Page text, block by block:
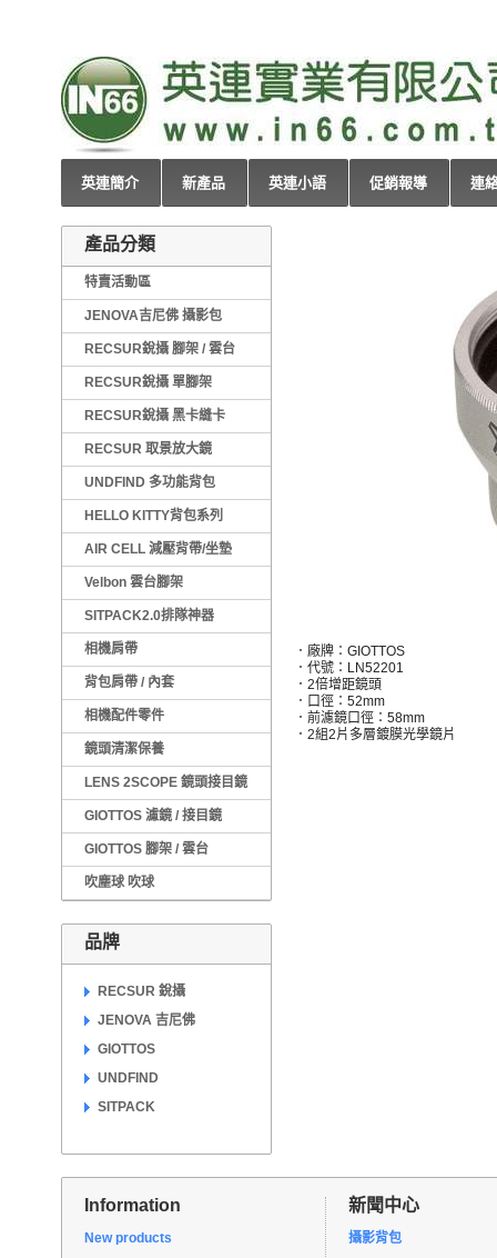
英連簡介 新產品 英連小語 促銷報導 連
產品分類
特賣活動區
JENOVA吉尼佛 攝影包
RECSUR銳攝 腳架 / 雲台
RECSUR銳攝 單腳架
RECSUR銳攝 黑卡縫卡
RECSUR 取景放大鏡
UNDFIND 多功能背包
HELLO KITTY背包系列
AIR CELL 減壓背帶/坐墊
Velbon 雲台腳架
SITPACK2.0排隊神器
相機肩帶
背包肩帶 / 內套
相機配件零件
鏡頭清潔保養
LENS 2SCOPE 鏡頭接目鏡
GIOTTOS 濾鏡 / 接目鏡
GIOTTOS 腳架 / 雲台
吹塵球 吹球
品牌
RECSUR 銳攝
JENOVA 吉尼佛
GIOTTOS
UNDFIND
SITPACK
．廠牌：GIOTTOS
．代號：LN52201
．2倍增距鏡頭
．口徑：52mm
．前濾鏡口徑：58mm
．2組2片多層鍍膜光學鏡片
Information
New products
新聞中心
攝影背包